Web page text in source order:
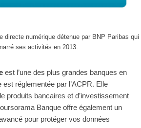
directe numérique détenue par BNP Paribas qui
ses activités en 2013.
est l’une des plus grandes banques en
est réglementée par l’ACPR. Elle
produits bancaires et d’investissement
Banque offre également un
pour protéger vos données